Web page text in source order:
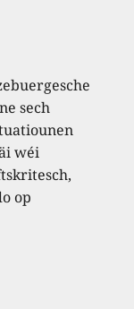
sech
wéi
op